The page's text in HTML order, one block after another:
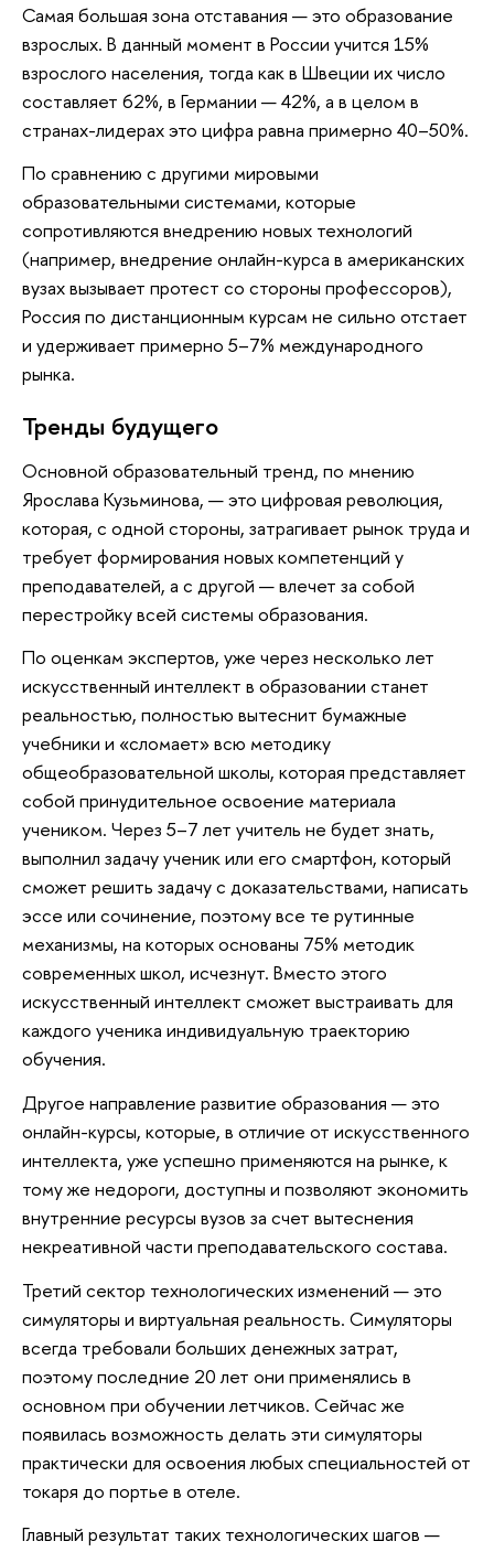
Самая большая зона отставания — это образование
взрослых. В данный момент в России учится 15%
взрослого населения, тогда как в Швеции их число
составляет 62%, в Германии — 42%, а в целом в
странах-лидерах это цифра равна примерно 40–50%.
По сравнению с другими мировыми
образовательными системами, которые
сопротивляются внедрению новых технологий
(например, внедрение онлайн-курса в американских
вузах вызывает протест со стороны профессоров),
Россия по дистанционным курсам не сильно отстает
и удерживает примерно 5–7% международного
рынка.
Тренды будущего
Основной образовательный тренд, по мнению
Ярослава Кузьминова, — это цифровая революция,
которая, с одной стороны, затрагивает рынок труда и
требует формирования новых компетенций у
преподавателей, а с другой — влечет за собой
перестройку всей системы образования.
По оценкам экспертов, уже через несколько лет
искусственный интеллект в образовании станет
реальностью, полностью вытеснит бумажные
учебники и «сломает» всю методику
общеобразовательной школы, которая представляет
собой принудительное освоение материала
учеником. Через 5–7 лет учитель не будет знать,
выполнил задачу ученик или его смартфон, который
сможет решить задачу с доказательствами, написать
эссе или сочинение, поэтому все те рутинные
механизмы, на которых основаны 75% методик
современных школ, исчезнут. Вместо этого
искусственный интеллект сможет выстраивать для
каждого ученика индивидуальную траекторию
обучения.
Другое направление развитие образования — это
онлайн-курсы, которые, в отличие от искусственного
интеллекта, уже успешно применяются на рынке, к
тому же недороги, доступны и позволяют экономить
внутренние ресурсы вузов за счет вытеснения
некреативной части преподавательского состава.
Третий сектор технологических изменений — это
симуляторы и виртуальная реальность. Симуляторы
всегда требовали больших денежных затрат,
поэтому последние 20 лет они применялись в
основном при обучении летчиков. Сейчас же
появилась возможность делать эти симуляторы
практически для освоения любых специальностей от
токаря до портье в отеле.
Главный результат таких технологических шагов —